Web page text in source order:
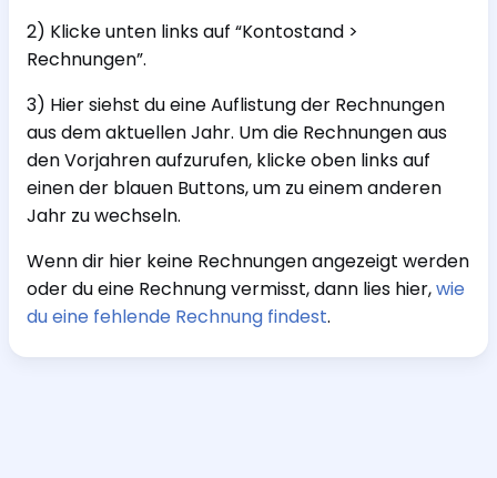
2) Klicke unten links auf “Kontostand >
Rechnungen”.
3) Hier siehst du eine Auflistung der Rechnungen
aus dem aktuellen Jahr. Um die Rechnungen aus
den Vorjahren aufzurufen, klicke oben links auf
einen der blauen Buttons, um zu einem anderen
Jahr zu wechseln.
Wenn dir hier keine Rechnungen angezeigt werden
oder du eine Rechnung vermisst, dann lies hier,wie
du eine fehlende Rechnung findest.